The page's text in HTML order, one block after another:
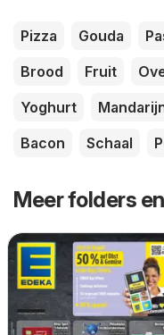
Pizza Gouda
Brood
Fruit
Yoghurt
Bacon
Schaal
Meer folders